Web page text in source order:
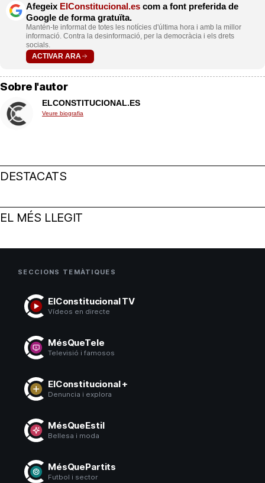
Afegeix ElConstitucional.es com a font preferida de
Google de forma gratuïta.
Mantén-te informat de totes les notícies d'última hora i amb la millor
informació. Contra la desinformació, per la democràcia i els drets
socials.
ACTIVAR ARA
Sobre l'autor
ELCONSTITUCIONAL.ES
Veure biografia
DESTACATS
EL MÉS LLEGIT
SECCIONS TEMÀTIQUES
ElConstitucional TV
Vídeos en directe
MésQueTele
Televisió i famosos
ElConstitucional +
Denuncia i explora
MésQueEstil
Bellesa i moda
MésQuePartits
Futbol i sector